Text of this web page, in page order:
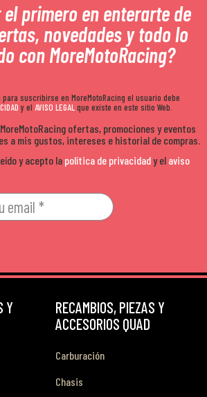
el primero en enterarte de
novedades y todo lo
con MoreMotoRacing?
suscribirse en MoreMotoRacing el usuario debe
y el AVISO LEGALque existe en este sitio Web.
ofertas, promociones y eventos
a mis gustos, intereses e historial de compras.
y acepto la política de privacidady el aviso
Y
RECAMBIOS, PIEZAS Y
ACCESORIOS QUAD
Carburación
Chasis